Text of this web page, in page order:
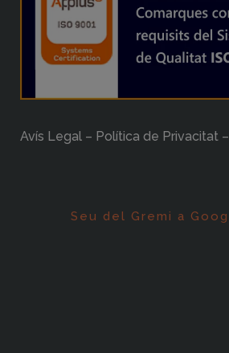
Avís Legal – Política de Privacitat –
Seu del Gremi a